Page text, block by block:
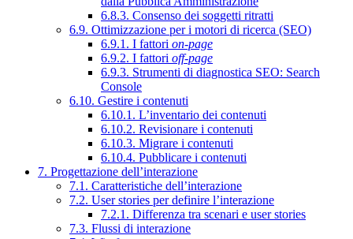
6.8.3. Consenso dei soggetti ritratti
6.9. Ottimizzazione per i motori di ricerca (SEO)
6.9.1. I fattori on-page
6.9.2. I fattori off-page
6.9.3. Strumenti di diagnostica SEO: Search
Console
6.10. Gestire i contenuti
6.10.1. L’inventario dei contenuti
6.10.2. Revisionare i contenuti
6.10.3. Migrare i contenuti
6.10.4. Pubblicare i contenuti
7. Progettazione dell’interazione
7.1. Caratteristiche dell’interazione
7.2. User stories per definire l’interazione
7.2.1. Differenza tra scenari e user stories
7.3. Flussi di interazione